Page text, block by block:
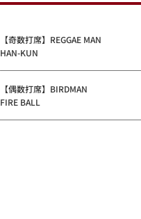
【奇数打席】REGGAE MAN
HAN-KUN
【偶数打席】BIRDMAN
FIRE BALL